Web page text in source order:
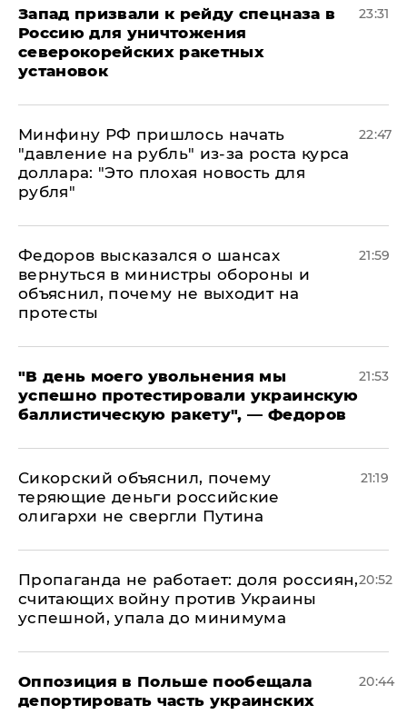
Запад призвали к рейду спецназа в
Россию для уничтожения
северокорейских ракетных
установок
23:31
Минфину РФ пришлось начать
"давление на рубль" из-за роста курса
доллара: "Это плохая новость для
рубля"
22:47
Федоров высказался о шансах
вернуться в министры обороны и
объяснил, почему не выходит на
протесты
21:59
​"В день моего увольнения мы
успешно протестировали украинскую
баллистическую ракету", — Федоров
21:53
Сикорский объяснил, почему
теряющие деньги российские
олигархи не свергли Путина
21:19
​Пропаганда не работает: доля россиян,
считающих войну против Украины
успешной, упала до минимума
20:52
Оппозиция в Польше пообещала
депортировать часть украинских
20:44